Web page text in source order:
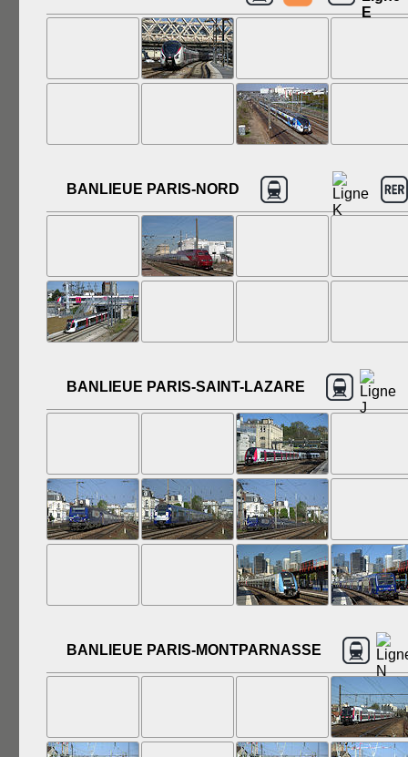
BANLIEUE PARIS-NORD
BANLIEUE PARIS-SAINT-LAZARE
BANLIEUE PARIS-MONTPARNASSE